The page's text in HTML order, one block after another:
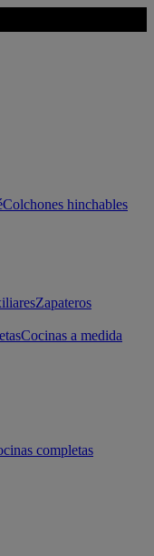
Colchones hinchables
Zapateros
Cocinas a medida
completas